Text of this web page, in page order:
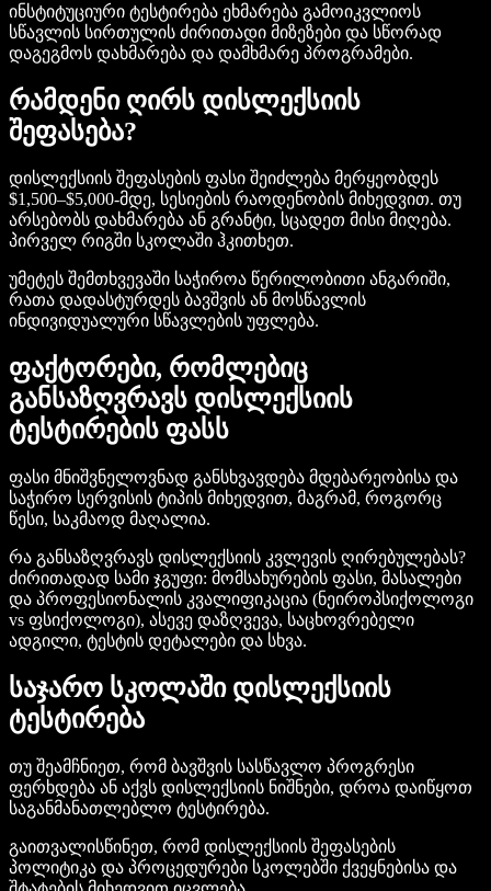
ინსტიტუციური ტესტირება ეხმარება გამოიკვლიოს
სწავლის სირთულის ძირითადი მიზეზები და სწორად
დაგეგმოს დახმარება და დამხმარე პროგრამები.
რამდენი ღირს დისლექსიის
შეფასება?
დისლექსიის შეფასების ფასი შეიძლება მერყეობდეს
$1,500–$5,000-მდე, სესიების რაოდენობის მიხედვით. თუ
არსებობს დახმარება ან გრანტი, სცადეთ მისი მიღება.
პირველ რიგში სკოლაში ჰკითხეთ.
უმეტეს შემთხვევაში საჭიროა წერილობითი ანგარიში,
რათა დადასტურდეს ბავშვის ან მოსწავლის
ინდივიდუალური სწავლების უფლება.
ფაქტორები, რომლებიც
განსაზღვრავს დისლექსიის
ტესტირების ფასს
ფასი მნიშვნელოვნად განსხვავდება მდებარეობისა და
საჭირო სერვისის ტიპის მიხედვით, მაგრამ, როგორც
წესი, საკმაოდ მაღალია.
რა განსაზღვრავს დისლექსიის კვლევის ღირებულებას?
ძირითადად სამი ჯგუფი: მომსახურების ფასი, მასალები
და პროფესიონალის კვალიფიკაცია (ნეიროპსიქოლოგი
vs ფსიქოლოგი), ასევე დაზღვევა, საცხოვრებელი
ადგილი, ტესტის დეტალები და სხვა.
საჯარო სკოლაში დისლექსიის
ტესტირება
თუ შეამჩნიეთ, რომ ბავშვის სასწავლო პროგრესი
ფერხდება ან აქვს დისლექსიის ნიშნები, დროა დაიწყოთ
საგანმანათლებლო ტესტირება.
გაითვალისწინეთ, რომ დისლექსიის შეფასების
პოლიტიკა და პროცედურები სკოლებში ქვეყნებისა და